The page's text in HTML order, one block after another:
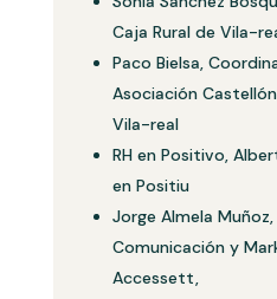
Caja Rural de Vila-
Paco Bielsa,
Asociación
Vila-real
RH en Positivo,
en Positiu
Jorge Almela
Comunicación y
Accessett,